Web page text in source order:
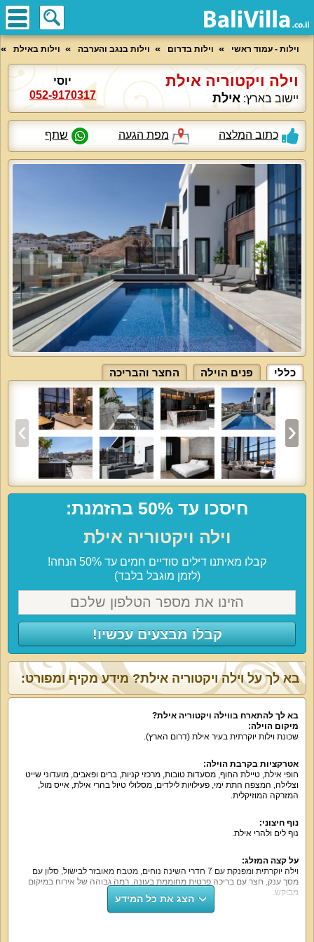
וילות - עמוד ראשי וילות בדרום וילות בנגב והערבה וילות באילת
וילה ויקטוריה אילת
יישוב בארץ: אילת
יוסי
052-9170317
כתוב המלצה מפת הגעה שתף
כללי פנים הוילה החצר והבריכה
חיסכו עד 50% בהזמנת:
וילה ויקטוריה אילת
קבלו מאיתנו דילים סודיים חמים עד 50% הנחה!
(לזמן מוגבל בלבד)
קבלו מבצעים עכשיו!
בא לך על וילה ויקטוריה אילת? מידע מקיף ומפורט:
בא לך להתארח בווילה ויקטוריה אילת?
מיקום הוילה:
שכונת וילות יוקרתית בעיר אילת (דרום הארץ).
אטרקציות בקרבת הוילה:
חופי אילת, טיילת החוף, מסעדות טובות, מרכזי קניות, ברים ופאבים, מועדוני שייט
וצלילה, המצפה התת ימי, פעילויות לילדים, מסלולי טיול בהרי אילת, אייס מול,
המזרקה המוזיקלית.
נוף חיצוני:
נוף לים ולהרי אילת.
על קצה המזלג:
וילה יוקרתית ומפנקת עם 7 חדרי השינה נוחים, מטבח מאובזר לבישול, סלון עם
מסך ענק, חצר עם בריכה פרטית מחוממת בעונה. רמה גבוהה של אירוח במיקום
מבוקש.
הצג את כל המידע